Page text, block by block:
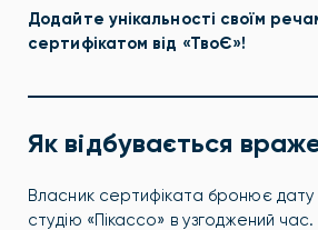
Додайте унікальності своїм
сертифікатом від «ТвоЄ»!
Як відбувається
Власник сертифіката бронює
студію «Пікассо» в узгоджений